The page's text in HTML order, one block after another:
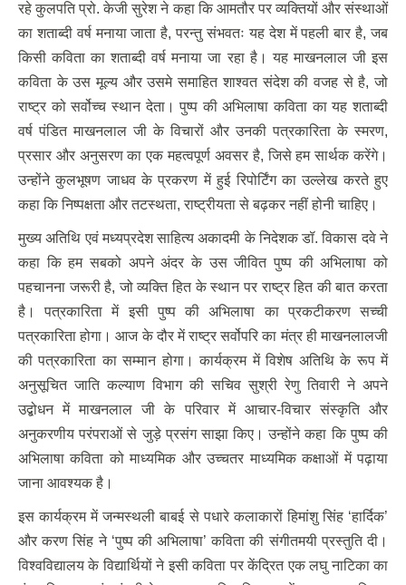
रहे कुलपति प्रो. केजी सुरेश ने कहा कि आमतौर पर व्यक्तियों और संस्थाओं
का शताब्दी वर्ष मनाया जाता है, परन्तु संभवतः यह देश में पहली बार है, जब
किसी कविता का शताब्दी वर्ष मनाया जा रहा है। यह माखनलाल जी इस
कविता के उस मूल्य और उसमे समाहित शाश्वत संदेश की वजह से है, जो
राष्ट्र को सर्वोच्च स्थान देता। पुष्प की अभिलाषा कविता का यह शताब्दी
वर्ष पंडित माखनलाल जी के विचारों और उनकी पत्रकारिता के स्मरण,
प्रसार और अनुसरण का एक महत्वपूर्ण अवसर है, जिसे हम सार्थक करेंगे।
उन्होंने कुलभूषण जाधव के प्रकरण में हुई रिपोर्टिंग का उल्लेख करते हुए
कहा कि निष्पक्षता और तटस्थता, राष्ट्रीयता से बढ़कर नहीं होनी चाहिए।
मुख्य अतिथि एवं मध्यप्रदेश साहित्य अकादमी के निदेशक डॉ. विकास दवे ने
कहा कि हम सबको अपने अंदर के उस जीवित पुष्प की अभिलाषा को
पहचानना जरूरी है, जो व्यक्ति हित के स्थान पर राष्ट्र हित की बात करता
है। पत्रकारिता में इसी पुष्प की अभिलाषा का प्रकटीकरण सच्ची
पत्रकारिता होगा। आज के दौर में राष्ट्र सर्वोपरि का मंत्र ही माखनलालजी
की पत्रकारिता का सम्मान होगा। कार्यक्रम में विशेष अतिथि के रूप में
अनुसूचित जाति कल्याण विभाग की सचिव सुश्री रेणु तिवारी ने अपने
उद्बोधन में माखनलाल जी के परिवार में आचार-विचार संस्कृति और
अनुकरणीय परंपराओं से जुड़े प्रसंग साझा किए। उन्होंने कहा कि पुष्प की
अभिलाषा कविता को माध्यमिक और उच्चतर माध्यमिक कक्षाओं में पढ़ाया
जाना आवश्यक है।
इस कार्यक्रम में जन्मस्थली बाबई से पधारे कलाकारों हिमांशु सिंह ‘हार्दिक’
और करण सिंह ने ‘पुष्प की अभिलाषा’ कविता की संगीतमयी प्रस्तुति दी।
विश्वविद्यालय के विद्यार्थियों ने इसी कविता पर केंद्रित एक लघु नाटिका का